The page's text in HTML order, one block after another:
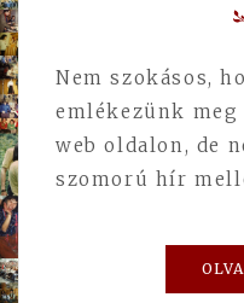
Nem szokásos,
emlékezünk meg
web oldalon, de
szomorú hír